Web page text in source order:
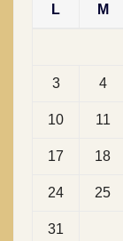
L M
3 4
10 11
17 18
24 25
31